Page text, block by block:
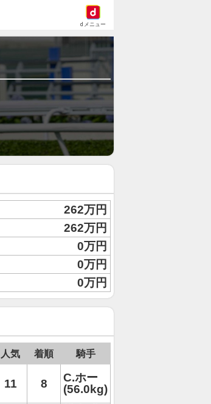
dメニュー
262万円
262万円
0万円
0万円
0万円
人気 着順 騎手
11 8
C.ホー
(56.0kg)